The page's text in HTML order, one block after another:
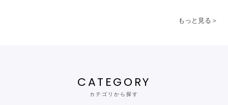
もっと見る＞
CATEGORY
カテゴリから探す